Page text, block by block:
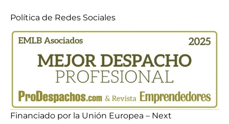
Política de Redes Sociales
Financiado por la Unión Europea – Next